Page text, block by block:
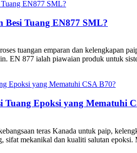
Besi Tuang EN877 SML?
tuangan emparan dan kelengkapan
EN 877 ialah piawaian produk untuk
Tuang Epoksi yang Mematuhi
teras Kanada untuk paip,
sifat mekanikal dan kualiti salutan